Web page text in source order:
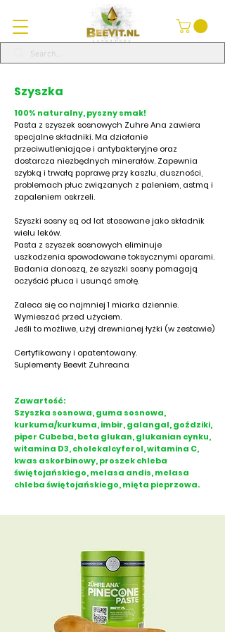
Szyszka
100% naturalny, pyszny smak!
Pasta z szyszek sosnowych Zuhre Ana zawiera
specjalne składniki. Ma działanie
przeciwutleniające i antybakteryjne oraz
dostarcza niezbędnych minerałów. Zapewnia
szybką i trwałą poprawę przy kaszlu, duszności,
problemach płuc związanych z paleniem, astmą i
zapaleniem oskrzeli.
Szyszki sosny są od lat stosowane jako składnik
wielu leków.
Pasta z szyszek sosnowych eliminuje
uszkodzenia spowodowane toksycznymi oparami.
Badania donoszą, że szyszki sosny pomagają
oczyścić płuca i usunąć smołę.
Zaleca się co najmniej 1 miarka dziennie.
Wymieszać przed użyciem.
Jeśli to możliwe, użyj drewnianej łyżki (w zestawie)
Certyfikowany i opatentowany.
Suplementy Beevit Zuhreana
Zawartość:
Szyszka sosnowa, guma sosnowa,
kurkuma/kurkuma, imbir, galangal, goździki,
piper Cubeba, beta glukan, glukanian cynku,
witamina D3, cholekalcyferol, witamina C,
kwas askorbinowy, proszek chleba
świętojańskiego, melasa andis, melasa
chleba świętojańskiego, mięta pieprzowa.